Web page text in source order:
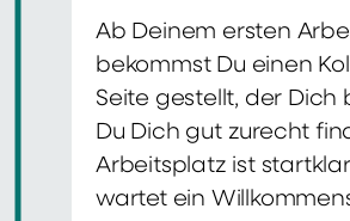
Ab Deinem ersten
bekommst Du einen
Seite gestellt, der Dich
Du Dich gut zurecht
Arbeitsplatz ist
wartet ein